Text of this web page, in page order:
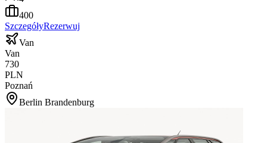
400
SzczegółyRezerwuj
Van
Van
730
PLN
Poznań
Berlin Brandenburg